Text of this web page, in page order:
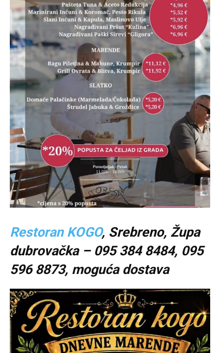
Restoran KOGO, Srebreno, Župa
dubrovačka – 095 384 8484, 095
596 8873, moguća dostava